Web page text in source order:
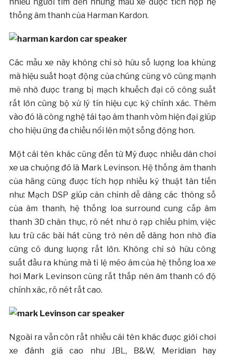
thống âm thanh của Harman Kardon.
Các mẫu xe này không chỉ sở hữu số lượng loa khủng
mà hiệu suất hoạt động của chúng cũng vô cùng mạnh
mẽ nhờ được trang bị mạch khuếch đại có công suất
rất lớn cùng bộ xử lý tín hiệu cực kỳ chính xác. Thêm
vào đó là công nghệ tái tạo âm thanh vòm hiện đại giúp
cho hiệu ứng đa chiều nổi lên một sống động hơn.
Một cái tên khác cũng đến từ Mỹ được nhiều dân chơi
xe ưa chuộng đó là Mark Levinson. Hệ thống âm thanh
của hãng cũng được tích hợp nhiều kỹ thuật tân tiến
như: Mạch DSP giúp cân chỉnh dễ dàng các thông số
của âm thanh, hệ thống loa surround cung cấp âm
thanh 3D chân thực, rõ nét như ở rạp chiếu phim, việc
lưu trữ các bài hát cũng trở nên dễ dàng hơn nhờ đĩa
cứng có dung lượng rất lớn. Không chỉ sở hữu công
suất đầu ra khủng mà tỉ lệ méo âm của hệ thống loa xe
hơi Mark Levinson cũng rất thấp nên âm thanh có độ
chính xác, rõ nét rất cao.
Ngoài ra vẫn còn rất nhiều cái tên khác được giới chơi
xe đánh giá cao như JBL, B&W, Meridian hay